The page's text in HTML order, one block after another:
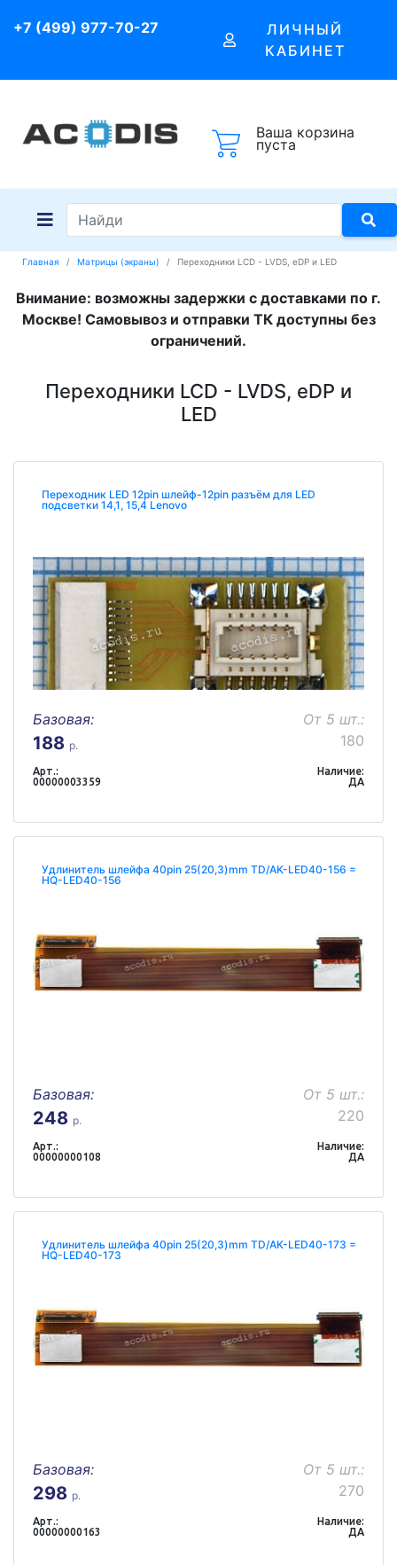
+7 (499) 977-70-27
ЛИЧНЫЙ
КАБИНЕТ
Ваша корзина
пуста
Главная Матрицы (экраны) Переходники LCD - LVDS, eDP и LED
Внимание: возможны задержки с доставками по г.
Москве! Самовывоз и отправки ТК доступны без
ограничений.
Переходники LCD - LVDS, eDP и
LED
Переходник LED 12pin шлейф-12pin разъём для LED
подсветки 14,1, 15,4 Lenovo
Базовая:
188 р.
От 5 шт.:
180
Арт.:
00000003359
Наличие:
ДА
Удлинитель шлейфа 40pin 25(20,3)mm TD/AK-LED40-156 =
HQ-LED40-156
Базовая:
248 р.
От 5 шт.:
220
Арт.:
00000000108
Наличие:
ДА
Удлинитель шлейфа 40pin 25(20,3)mm TD/AK-LED40-173 =
HQ-LED40-173
Базовая:
298 р.
От 5 шт.:
270
Арт.:
00000000163
Наличие:
ДА